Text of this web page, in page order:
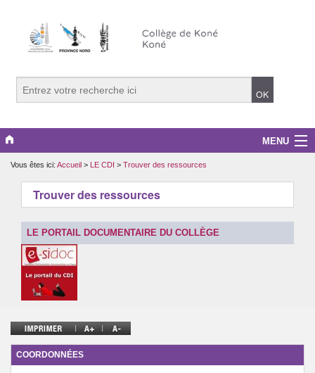
MENU
LE COLLEGE
LE CDI
EDD
DISCIPLINES
INFOS PRATIQUES
ARCHIVES
Vous êtes ici: Accueil > LE CDI > Trouver des ressources
Trouver des ressources
LE PORTAIL DOCUMENTAIRE DU COLLÈGE
COORDONNÉES